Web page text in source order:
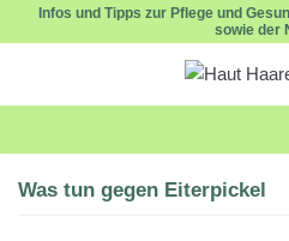
Infos und Tipps zur Pflege und
sowie der
Was tun gegen Eiterpickel